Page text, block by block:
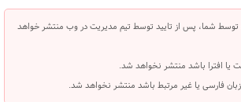
توسط شما، پس از تایید توسط تیم مدیریت در وب منتشر خواهد
یا افترا باشد منتشر نخواهد شد.
زبان فارسی یا غیر مرتبط باشد منتشر نخواهد شد.